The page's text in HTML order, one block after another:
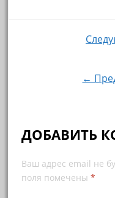
←
ДОБАВИТЬ
Ваш адрес email не
поля помечены *